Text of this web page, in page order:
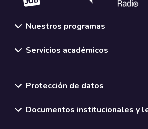
Nuestros programas
Servicios académicos
Protección de datos
Documentos institucionales y